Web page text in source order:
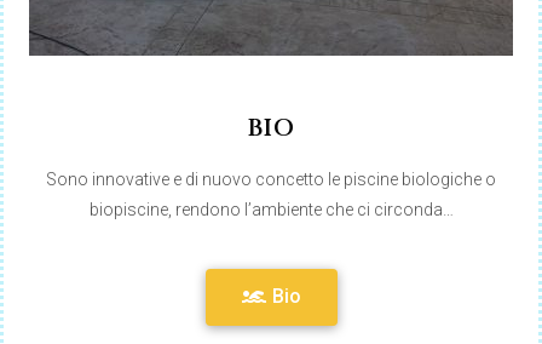
BIO
Sono innovative e di nuovo concetto le piscine biologiche o
biopiscine, rendono l’ambiente che ci circonda…
Bio